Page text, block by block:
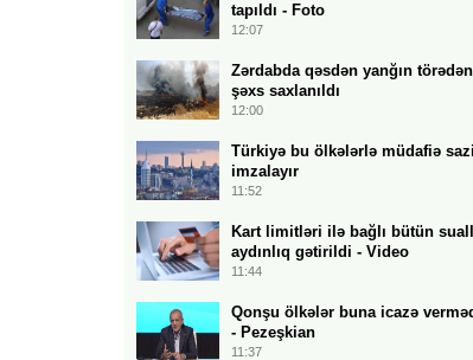
tapıldı - Foto
12:07
Zərdabda qəsdən yanğın törədən
şəxs saxlanıldı
12:00
Türkiyə bu ölkələrlə müdafiə
imzalayır
11:52
Kart limitləri ilə bağlı bütün
aydınlıq gətirildi - Video
11:44
Qonşu ölkələr buna icazə
- Pezeşkian
11:37